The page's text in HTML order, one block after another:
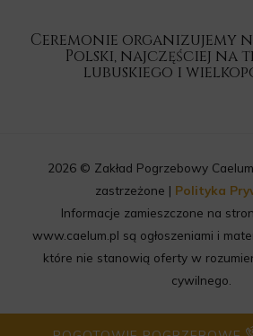
Ceremonie organizujemy
Polski, najczęściej na
lubuskiego i
2026 © Zakład Pogrzebowy
zastrzeżone | Polityka
Informacje zamieszczone na
www.caelum.pl są ogłoszeniami i
które nie stanowią oferty w
cywilnego.